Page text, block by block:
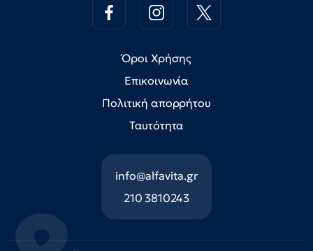
Όροι Χρήσης
Επικοινωνία
Πολιτική απορρήτου
Ταυτότητα
info@alfavita.gr
210 3810243